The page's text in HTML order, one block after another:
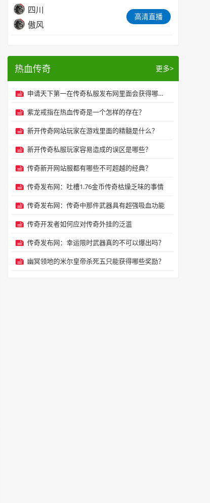
四川
傲风
高清直播
热血传奇 更多>
申请天下第一在传奇私服发布网里面会获得哪些属性增加？
紫龙戒指在热血传奇是一个怎样的存在？
新开传奇网站玩家在游戏里面的精髓是什么？
新开传奇私服玩家容易造成的误区是哪些？
传奇新开网站服都有哪些不可超越的经典？
传奇发布网：吐槽1.76金币传奇枯燥乏味的事情
传奇发布网：传奇中那件武器具有超强吸血功能
传奇开发者如何应对传奇外挂的泛滥
传奇发布网：幸运限时武器真的不可以爆出吗？
幽冥领地的米尔皇帝杀死五只能获得哪些奖励？